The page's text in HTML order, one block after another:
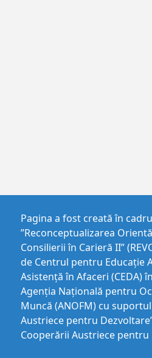
Pagina a fost creată în
”Reconceptualizarea
Consilierii în Carieră II”
de Centrul pentru Educaţie
Asistenţă în Afaceri (CEDA)
Agenția Națională pentru
Muncă (ANOFM) cu
Austriece pentru
Cooperării Austriece pentru